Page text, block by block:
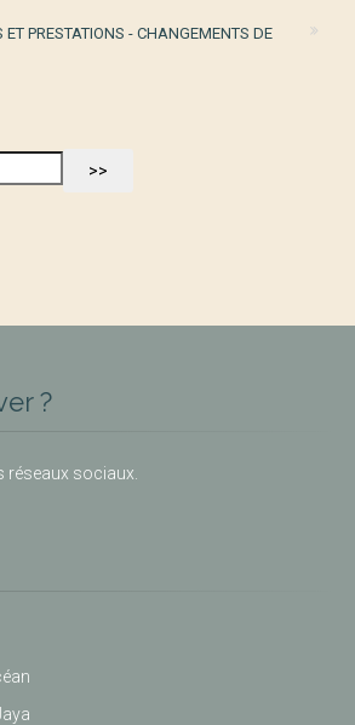
ET PRESTATIONS - CHANGEMENTS DE
?
réseaux sociaux.